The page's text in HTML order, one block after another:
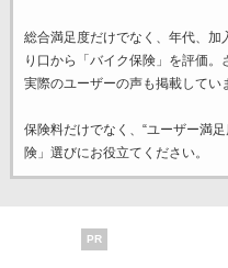
総合満足度だけでなく、年代、加
り口から「バイク保険」を評価。
実際のユーザーの声も掲載してい
保険料だけでなく、“ユーザー満
険」選びにお役立てください。
PR